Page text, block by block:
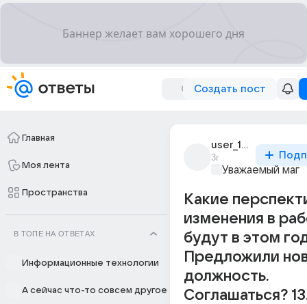
Создать пост
Главная
Моя лента
Пространства
В ТОПЕ НА ОТВЕТАХ
Информационные технологии
А сейчас что-то совсем другое
user_185626107
3г
Уважаемый маг
Какие
изменения в
будут в этом
Предложили
должность.
Соглашаться?